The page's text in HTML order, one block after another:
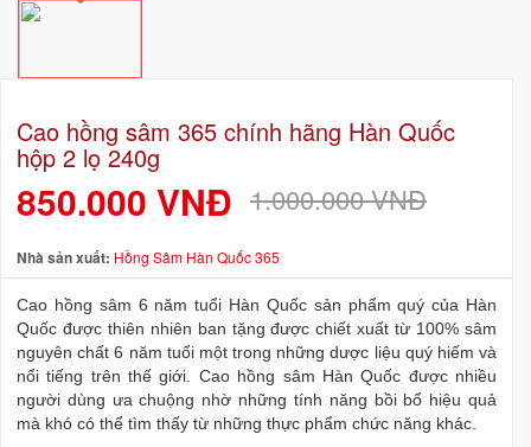
Cao hồng sâm 365 chính hãng Hàn Quốc
hộp 2 lọ 240g
1.000.000 VNĐ
850.000 VNĐ
Nhà sản xuất: Hồng Sâm Hàn Quốc 365
Cao hồng sâm 6 năm tuổi Hàn Quốc sản phẩm quý của Hàn
Quốc được thiên nhiên ban tặng được chiết xuất từ 100% sâm
nguyên chất 6 năm tuổi một trong những dược liệu quý hiếm và
nổi tiếng trên thế giới. Cao hồng sâm Hàn Quốc được nhiều
người dùng ưa chuộng nhờ những tính năng bồi bổ hiệu quả
mà khó có thể tìm thấy từ những thực phẩm chức năng khác.